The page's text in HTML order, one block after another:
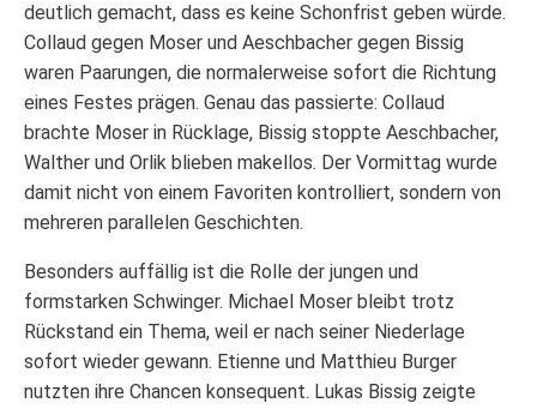
deutlich gemacht, dass es keine Schonfrist geben würde.
Collaud gegen Moser und Aeschbacher gegen Bissig
waren Paarungen, die normalerweise sofort die Richtung
eines Festes prägen. Genau das passierte: Collaud
brachte Moser in Rücklage, Bissig stoppte Aeschbacher,
Walther und Orlik blieben makellos. Der Vormittag wurde
damit nicht von einem Favoriten kontrolliert, sondern von
mehreren parallelen Geschichten.
Besonders auffällig ist die Rolle der jungen und
formstarken Schwinger. Michael Moser bleibt trotz
Rückstand ein Thema, weil er nach seiner Niederlage
sofort wieder gewann. Etienne und Matthieu Burger
nutzten ihre Chancen konsequent. Lukas Bissig zeigte